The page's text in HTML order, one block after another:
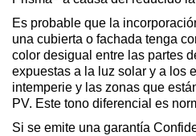
Es probable que la
una cubierta o fachada tenga
color desigual entre las partes
expuestas a la luz solar y a los
intemperie y las zonas que
PV. Este tono diferencial es
Si se emite una garantía